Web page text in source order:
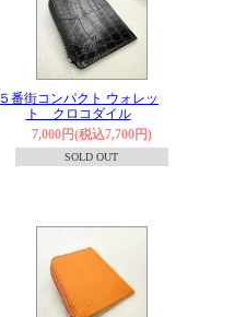
５番街コンパクト ウォレッ
ト クロコダイル
7,000円(税込7,700円)
SOLD OUT